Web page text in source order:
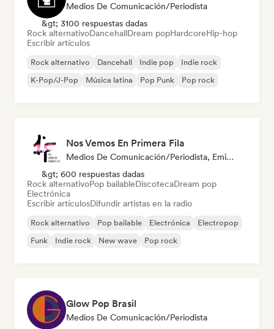
Medios De Comunicación/Periodista
&gt; 3100 respuestas dadas
Rock alternativoDancehallDream popHardcoreHip-hop
Escribir artículos
Rock alternativo Dancehall Indie pop
Indie rock
K-Pop/J-Pop
Música latina Pop Punk Pop rock
Nos Vemos En Primera Fila
Medios De Comunicación/Periodista, Emisoras De Radio
&gt; 600 respuestas dadas
Rock alternativoPop bailableDiscotecaDream pop
Electrónica
Escribir artículosDifundir artistas en la radio
Rock alternativo Pop bailable Electrónica
Electropop
Funk
Indie rock New wave Pop rock
Glow Pop Brasil
Medios De Comunicación/Periodista